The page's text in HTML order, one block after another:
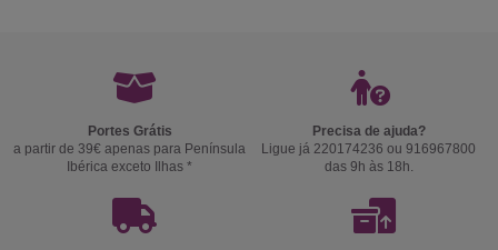
Portes Grátis
a partir de 39€ apenas para Península
Ibérica exceto Ilhas *
Precisa de ajuda?
Ligue já 220174236 ou 916967800
das 9h às 18h.